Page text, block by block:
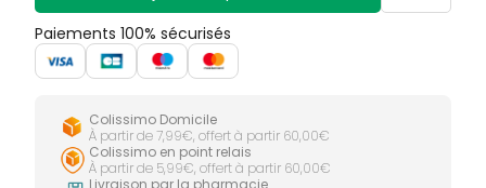
Paiements 100% sécurisés
Colissimo Domicile
À partir de 7,99€, offert à partir 60,00€
Colissimo en point relais
À partir de 5,99€, offert à partir 60,00€
Livraison par la pharmacie